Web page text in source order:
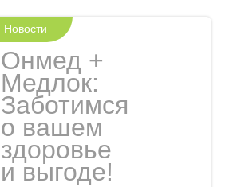
Онмед +
Медлок:
Заботимся
о вашем
здоровье
и выгоде!
Новости